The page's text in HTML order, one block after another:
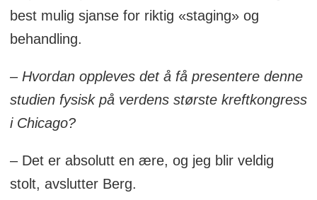
best mulig sjanse for riktig «staging» og
behandling.
– Hvordan oppleves det å få presentere denne
studien fysisk på verdens største kreftkongress
i Chicago?
– Det er absolutt en ære, og jeg blir veldig
stolt, avslutter Berg.